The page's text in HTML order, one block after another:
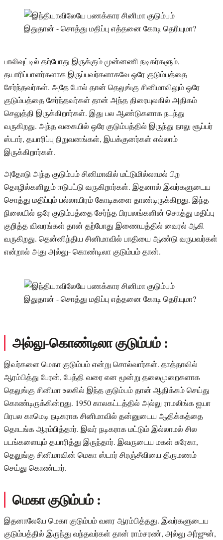
பாலிவுட்டில் தற்போது இருக்கும் முன்னணி நடிகர்களும்,
தயாரிப்பாளர்களாக இருப்பவர்களாகவே ஒரே குடும்பத்தை
சேர்ந்தவர்கள். அதே போல் தான் தெலுங்கு சினிமாவிலும் ஒரே
குடும்பத்தை சேர்ந்தவர்கள் தான் அந்த திரையுலகில் அதிகம்
செலுத்தி இருக்கிறார்கள். இது பல ஆண்டுகளாக நடந்து
வருகிறது. அந்த வகையில் ஒரே குடும்பத்தில் இருந்து நாலு சூப்பர்
ஸ்டார், தயாரிப்பு நிறுவனங்கள், இயக்குனர்கள் எல்லாம்
இருக்கிறார்கள்.
அதோடு அந்த குடும்பம் சினிமாவில் மட்டுமில்லாமல் பிற
தொழில்களிலும் ஈடுபட்டு வருகிறார்கள். இதனால் இவர்களுடைய
சொத்து மதிப்பும் பல்லாயிரம் கோடிகளை தாண்டிருக்கிறது. இந்த
நிலையில் ஒரே குடும்பத்தை சேர்ந்த பிரபலங்களின் சொத்து மதிப்பு
குறித்த விவரங்கள் தான் தற்போது இணையத்தில் வைரல் ஆகி
வருகிறது. தென்னிந்திய சினிமாவில் பாதியை ஆண்டு வருபவர்கள்
என்றால் அது அல்லு- கொண்டிலா குடும்பம் தான்.
அல்லு-கொண்டிலா குடும்பம் :
இவர்களை மெகா குடும்பம் என்று சொல்வார்கள். தாத்தாவில்
ஆரம்பித்து பேரன், பேத்தி வரை என மூன்று தலைமுறைகளாக
தெலுங்கு சினிமா உலகில் இந்த குடும்பம் தான் ஆதிக்கம் செய்து
கொண்டிருக்கின்றது. 1950 காலகட்டத்தில் அல்லு ராமலிங்க ஐயா
பிரபல காமெடி நடிகராக சினிமாவில் தன்னுடைய ஆதிக்கத்தை
தொடங்க ஆரம்பித்தார். இவர் நடிகராக மட்டும் இல்லாமல் சில
படங்களையும் தயாரித்து இருந்தார். இவருடைய மகள் சுரேகா,
தெலுங்கு சினிமாவின் மெகா ஸ்டார் சிரஞ்சீவியை திருமணம்
செய்து கொண்டார்.
மெகா குடும்பம் :
இதனாலேயே மெகா குடும்பம் வளர ஆரம்பித்தது. இவர்களுடைய
குடும்பத்தில் இருந்து வந்தவர்கள் தான் ராம்சரண், அல்லு அர்ஜுன்,